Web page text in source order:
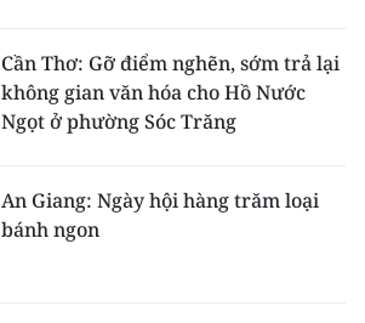
Cần Thơ: Gỡ điểm nghẽn, sớm trả lại
không gian văn hóa cho Hồ Nước
Ngọt ở phường Sóc Trăng
An Giang: Ngày hội hàng trăm loại
bánh ngon